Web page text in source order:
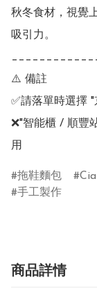
秋冬食材，視覺
吸引力。
⚠️ 備註
✅請落單時選擇
❌"智能櫃 / 順豐
用
拖鞋麵包
手工製作
商品詳情